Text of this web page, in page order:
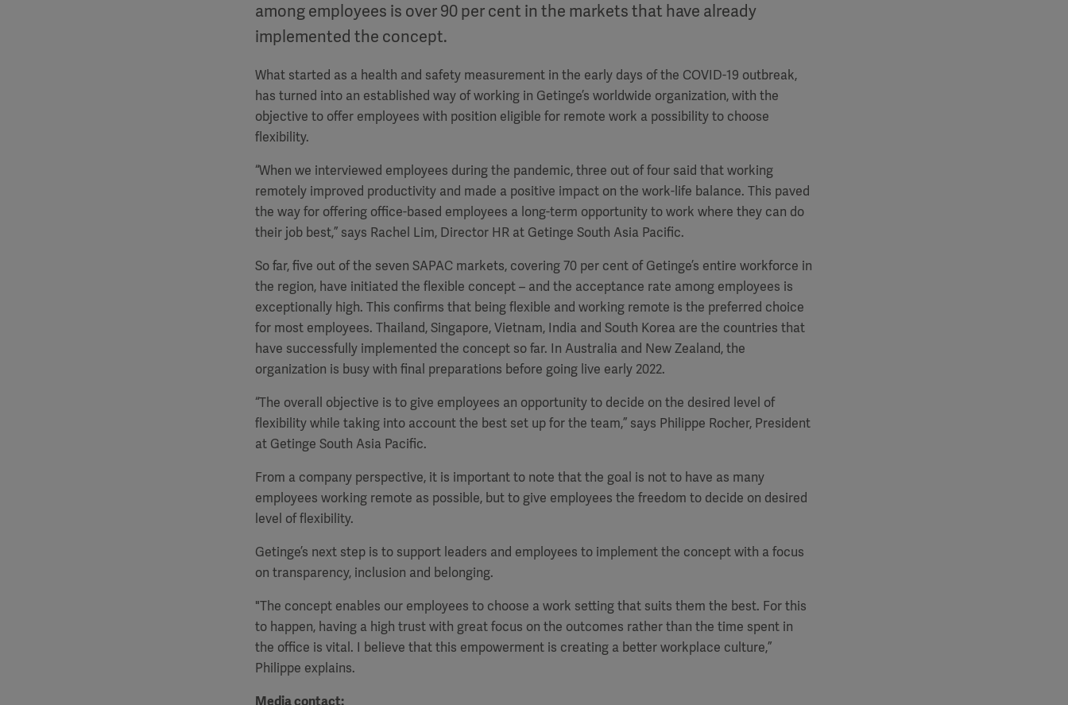
among employees is over 90 per cent in the markets that have already
implemented the concept.
What started as a health and safety measurement in the early days of the COVID-19 outbreak,
has turned into an established way of working in Getinge’s worldwide organization, with the
objective to offer employees with position eligible for remote work a possibility to choose
flexibility.
“When we interviewed employees during the pandemic, three out of four said that working
remotely improved productivity and made a positive impact on the work-life balance. This paved
the way for offering office-based employees a long-term opportunity to work where they can do
their job best,” says Rachel Lim, Director HR at Getinge South Asia Pacific.
So far, five out of the seven SAPAC markets, covering 70 per cent of Getinge’s entire workforce in
the region, have initiated the flexible concept – and the acceptance rate among employees is
exceptionally high. This confirms that being flexible and working remote is the preferred choice
for most employees. Thailand, Singapore, Vietnam, India and South Korea are the countries that
have successfully implemented the concept so far. In Australia and New Zealand, the
organization is busy with final preparations before going live early 2022.
“The overall objective is to give employees an opportunity to decide on the desired level of
flexibility while taking into account the best set up for the team,” says Philippe Rocher, President
at Getinge South Asia Pacific.
From a company perspective, it is important to note that the goal is not to have as many
employees working remote as possible, but to give employees the freedom to decide on desired
level of flexibility.
Getinge’s next step is to support leaders and employees to implement the concept with a focus
on transparency, inclusion and belonging.
"The concept enables our employees to choose a work setting that suits them the best. For this
to happen, having a high trust with great focus on the outcomes rather than the time spent in
the office is vital. I believe that this empowerment is creating a better workplace culture,”
Philippe explains.
Media contact: